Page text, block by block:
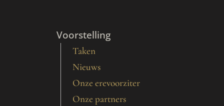
Voorstelling
Taken
Nieuws
Onze erevoorziter
Onze partners